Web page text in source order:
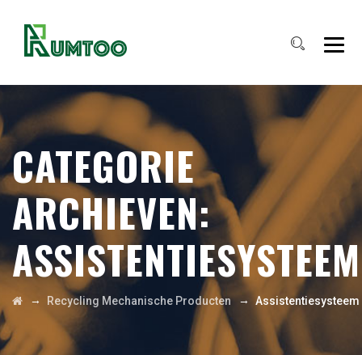
CATEGORIE
ARCHIEVEN:
ASSISTENTIESYSTEEM
→ Recycling Mechanische Producten→ Assistentiesysteem